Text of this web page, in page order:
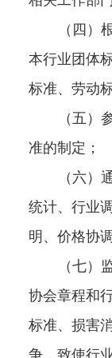
（四）
本行业团体
标准、劳动
（五）
准的制定；
（六）
统计、行业
明、价格协
（七）
协会章程和
标准、损害